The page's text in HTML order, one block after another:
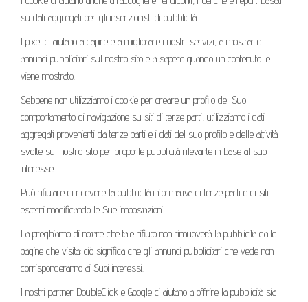
su dati aggregati per gli inserzionisti di pubblicità.
I pixel ci aiutano a capire e a migliorare i nostri servizi, a mostrarle
annunci pubblicitari sul nostro sito e a sapere quando un contenuto le
viene mostrato.
Sebbene non utilizziamo i cookie per creare un profilo del Suo
comportamento di navigazione su siti di terze parti, utilizziamo i dati
aggregati provenienti da terze parti e i dati del suo profilo e delle attività
svolte sul nostro sito per proporle pubblicità rilevante in base al suo
interesse.
Può rifiutare di ricevere la pubblicità informativa di terze parti e di siti
esterni modificando le Sue impostazioni.
La preghiamo di notare che tale rifiuto non rimuoverà la pubblicità dalle
pagine che visita; ciò significa che gli annunci pubblicitari che vede non
corrisponderanno ai Suoi interessi.
I nostri partner DoubleClick e Google ci aiutano a offrire la pubblicità sia